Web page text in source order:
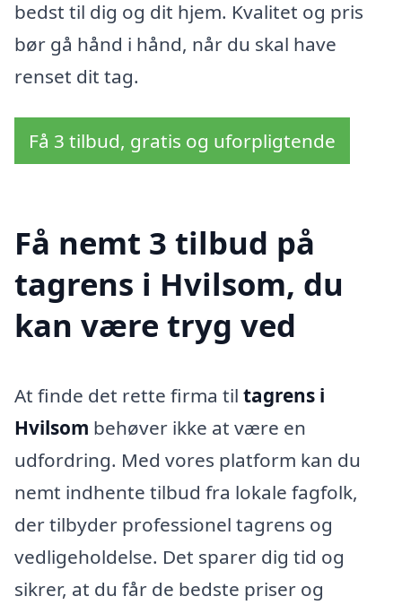
bedst til dig og dit hjem. Kvalitet og pris
bør gå hånd i hånd, når du skal have
renset dit tag.
Få 3 tilbud, gratis og uforpligtende
Få nemt 3 tilbud på
tagrens i Hvilsom, du
kan være tryg ved
At finde det rette firma til tagrens i
Hvilsom behøver ikke at være en
udfordring. Med vores platform kan du
nemt indhente tilbud fra lokale fagfolk,
der tilbyder professionel tagrens og
vedligeholdelse. Det sparer dig tid og
sikrer, at du får de bedste priser og